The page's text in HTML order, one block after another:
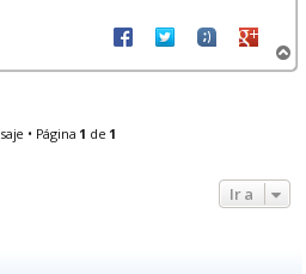
r
• Página 1 de 1
Ir a